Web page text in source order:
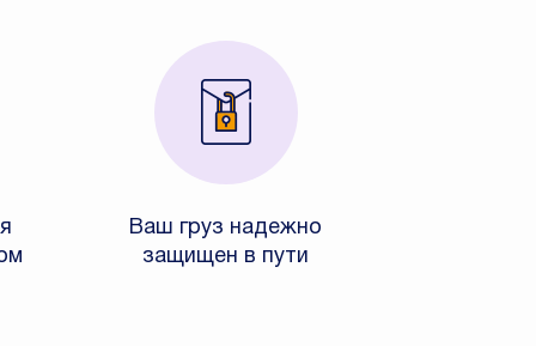
Ваш груз надежно
защищен в пути